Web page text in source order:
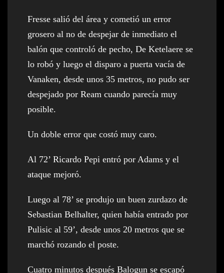
Fresse salió del área y cometió un error
grosero al no de despejar de inmediato el
balón que controló de pecho, De Ketelaere se
lo robó y luego el disparo a puerta vacía de
Vanaken, desde unos 35 metros, no pudo ser
despejado por Ream cuando parecía muy
posible.
Un doble error que costó muy caro.
Al 72’ Ricardo Pepi entró por Adams y el
ataque mejoró.
Luego al 78’ se produjo un buen zurdazo de
Sebastian Belhalter, quien había entrado por
Pulisic al 59’, desde unos 20 metros que se
marchó rozando el poste.
Cuatro minutos después Balogun se escapó